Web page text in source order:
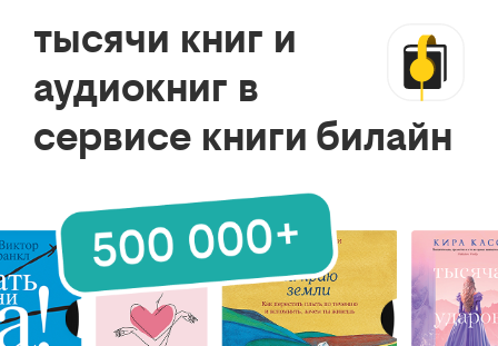
тысячи книг и
аудиокниг в
сервисе книги билайн